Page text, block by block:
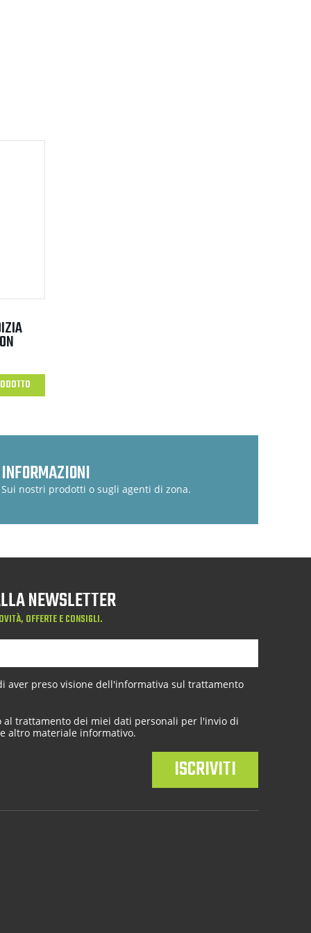
INFORMAZIONI
Sui nostri prodotti o sugli agenti di zona.
NEWSLETTER
OFFERTE E CONSIGLI.
aver preso visione dell'informativa sul trattamento
al trattamento dei miei dati personali per l'invio di
altro materiale informativo.